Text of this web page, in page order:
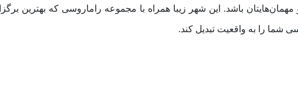
باشد. این شهر زیبا همراه با مجموعه راماروسی که بهترین
را به واقعیت تبدیل کند.